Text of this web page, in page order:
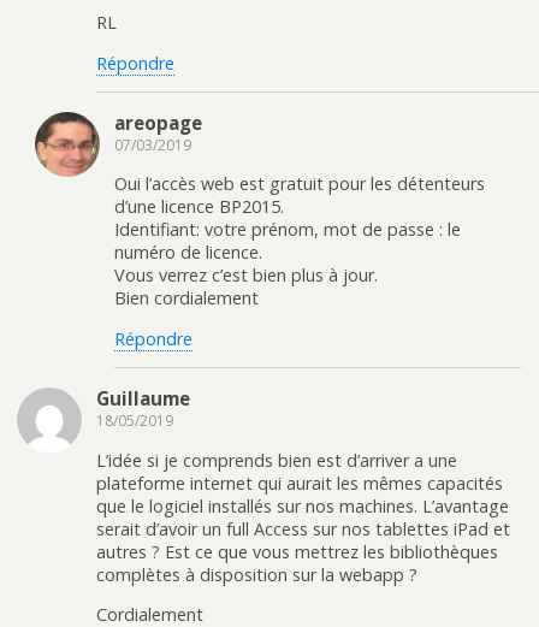
RL
Répondre
areopage
07/03/2019
Oui l’accès web est gratuit pour les détenteurs
d’une licence BP2015.
Identifiant: votre prénom, mot de passe : le
numéro de licence.
Vous verrez c’est bien plus à jour.
Bien cordialement
Répondre
Guillaume
18/05/2019
L’idée si je comprends bien est d’arriver a une
plateforme internet qui aurait les mêmes capacités
que le logiciel installés sur nos machines. L’avantage
serait d’avoir un full Access sur nos tablettes iPad et
autres ? Est ce que vous mettrez les bibliothèques
complètes à disposition sur la webapp ?
Cordialement